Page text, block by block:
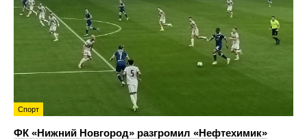
Спорт
ФК «Нижний Новгород» разгромил «Нефтехимик»